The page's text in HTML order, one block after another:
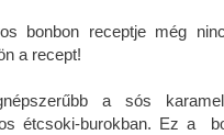
bonbon receptje még
a recept!
a sós
étcsoki-burokban. Ez a